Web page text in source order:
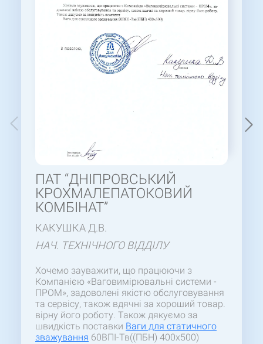
ПАТ “ДНІПРОВСЬКИЙ
КРОХМАЛЕПАТОКОВИЙ
КОМБІНАТ”
КАКУШКА Д.В.
НАЧ. ТЕХНІЧНОГО ВІДДІЛУ
Хочемо зауважити, що працюючи з
Компанією «Ваговимірювальні системи -
ПРОМ», задоволені якістю обслуговування
та сервісу, також вдячні за хороший товар.
вірну його роботу. Також дякуємо за
швидкість поставки Ваги для статичного
зважування 60ВПІ-Тв((ПБН) 400х500)